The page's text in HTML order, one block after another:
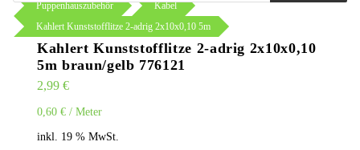
Puppenhauszubehör
Kabel
Kahlert Kunststofflitze 2-adrig 2x10x0,10 5m
Kahlert Kunststofflitze 2-adrig 2x10x0,10
5m braun/gelb 776121
2,99 €
0,60 € / Meter
inkl. 19 % MwSt.